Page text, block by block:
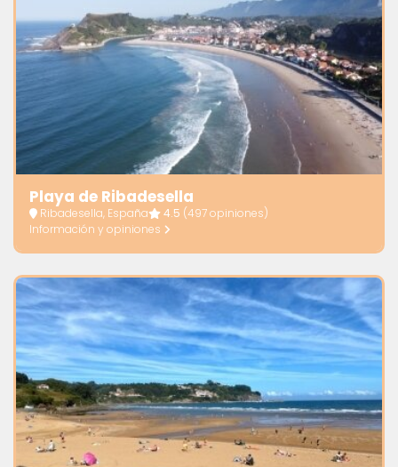
Playa de Ribadesella
Ribadesella, España 4.5 (497 opiniones)
Información y opiniones